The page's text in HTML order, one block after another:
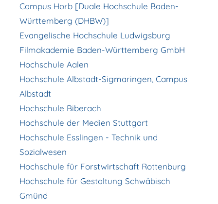
Campus Horb [Duale Hochschule Baden-
Württemberg (DHBW)]
Evangelische Hochschule Ludwigsburg
Filmakademie Baden-Württemberg GmbH
Hochschule Aalen
Hochschule Albstadt-Sigmaringen, Campus
Albstadt
Hochschule Biberach
Hochschule der Medien Stuttgart
Hochschule Esslingen - Technik und
Sozialwesen
Hochschule für Forstwirtschaft Rottenburg
Hochschule für Gestaltung Schwäbisch
Gmünd